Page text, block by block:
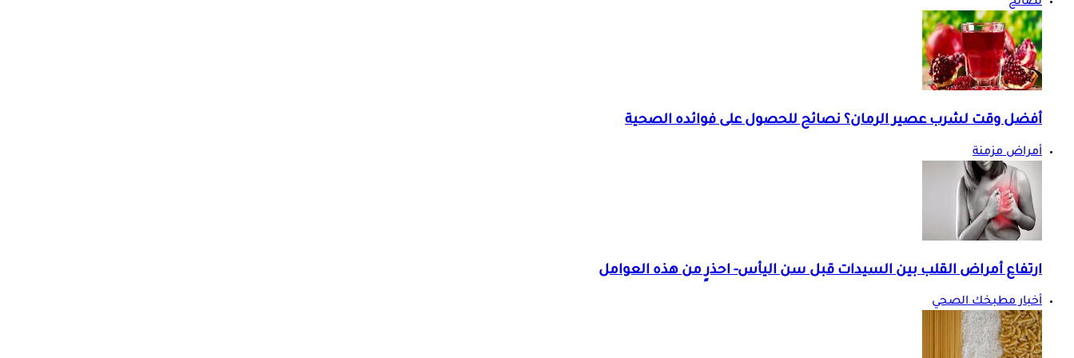
نصائح
أفضل وقت لشرب عصير الرمان؟ نصائح للحصول على فوائده الصحية
أمراض مزمنة
ارتفاع أمراض القلب بين السيدات قبل سن اليأس- احذرٍ من هذه العوامل
أخبار مطبخك الصحي